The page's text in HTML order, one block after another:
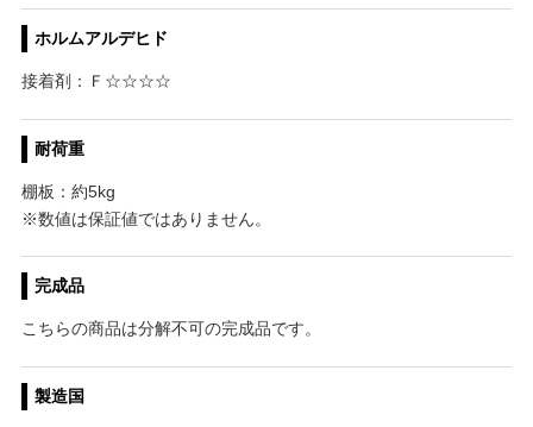
ホルムアルデヒド
接着剤：Ｆ☆☆☆☆
耐荷重
棚板：約5kg
※数値は保証値ではありません。
完成品
こちらの商品は分解不可の完成品です。
製造国